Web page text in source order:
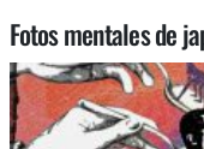
Fotos mentales de